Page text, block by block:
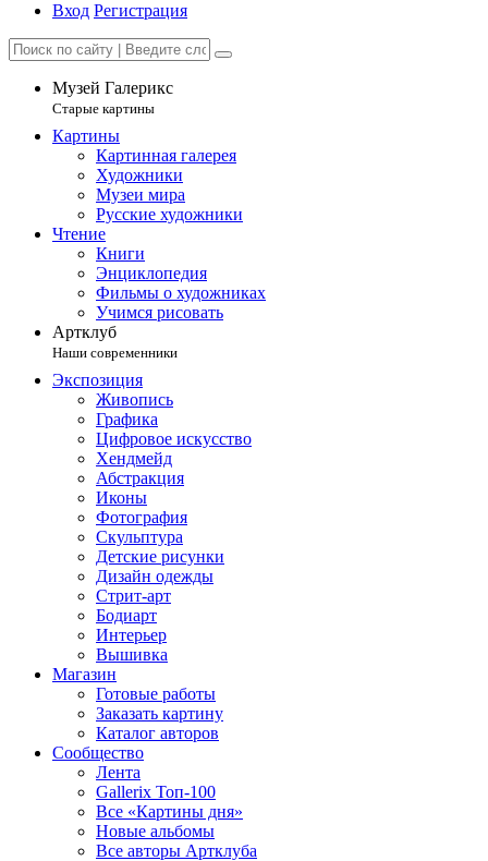
Вход Регистрация
Музей Галерикс
Старые картины
Картины
Картинная галерея
Художники
Музеи мира
Русские художники
Чтение
Книги
Энциклопедия
Фильмы о художниках
Учимся рисовать
Артклуб
Наши современники
Экспозиция
Живопись
Графика
Цифровое искусство
Хендмейд
Абстракция
Иконы
Фотография
Скульптура
Детские рисунки
Дизайн одежды
Стрит-арт
Бодиарт
Интерьер
Вышивка
Магазин
Готовые работы
Заказать картину
Каталог авторов
Сообщество
Лента
Gallerix Топ-100
Все «Картины дня»
Новые альбомы
Все авторы Артклуба